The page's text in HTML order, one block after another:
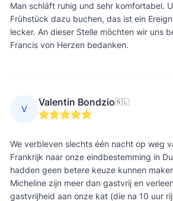
Man schläft ruhig und sehr komfortabel.
Frühstück dazu buchen, das ist ein
lecker. An dieser Stelle möchten wir uns
Francis von Herzen bedanken.
V
Valentin Bondzio🇳🇱
We verbleven slechts één nacht op weg
Frankrijk naar onze eindbestemming in
hadden geen betere keuze kunnen
Micheline zijn meer dan gastvrij en
gastvrijheid aan onze kat (die na 10 uur